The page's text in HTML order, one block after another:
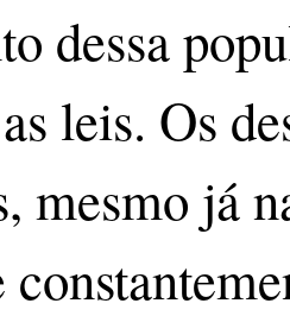
dessa
leis. Os
mesmo já